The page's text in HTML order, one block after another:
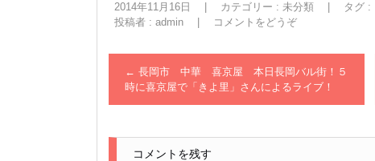
2014年11月16日 カテゴリー : 未分類 タグ :
投稿者 : admin
コメントをどうぞ
← 長岡市 中華 喜京屋 本日長岡バル街！５
時に喜京屋で「きよ里」さんによるライブ！
コメントを残す